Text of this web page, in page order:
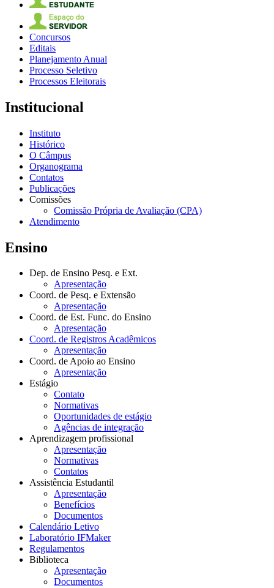
Concursos
Editais
Planejamento Anual
Processo Seletivo
Processos Eleitorais
Institucional
Instituto
Histórico
O Câmpus
Organograma
Contatos
Publicações
Comissões
Comissão Própria de Avaliação (CPA)
Atendimento
Ensino
Dep. de Ensino Pesq. e Ext.
Apresentação
Coord. de Pesq. e Extensão
Apresentação
Coord. de Est. Func. do Ensino
Apresentação
Coord. de Registros Acadêmicos
Apresentação
Coord. de Apoio ao Ensino
Apresentação
Estágio
Contato
Normativas
Oportunidades de estágio
Agências de integração
Aprendizagem profissional
Apresentação
Normativas
Contatos
Assistência Estudantil
Apresentação
Benefícios
Documentos
Calendário Letivo
Laboratório IFMaker
Regulamentos
Biblioteca
Apresentação
Documentos